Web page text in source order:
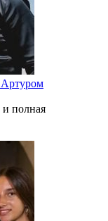
Артуром
полная